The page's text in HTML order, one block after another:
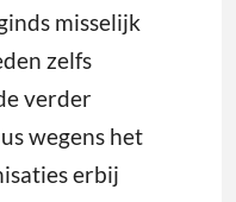
misselijk
zelfs
verder
wegens het
erbij